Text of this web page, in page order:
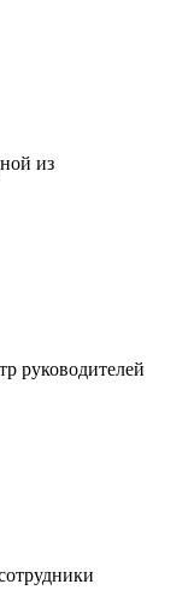
из
руководителей